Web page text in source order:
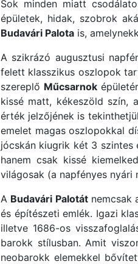
Sok minden miatt
épületek, hidak, szobrok
Budavári Palota is,
A szikrázó augusztusi
felett klasszikus oszlopok
szereplő Műcsarnok
kissé matt, kékeszöld szín,
érték jelzőjének is
emelet magas oszlopokkal
jócskán kiugrik két 3 szintes
hanem csak kissé
világosak (a napfényes
A Budavári Palotátnemcsak
és építészeti emlék. Igazi
illetve 1686-os
barokk stílusban. Amit
neobarokk elemekkel